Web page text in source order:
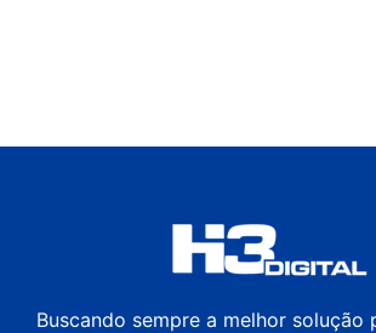
Buscando sempre a melhor solução